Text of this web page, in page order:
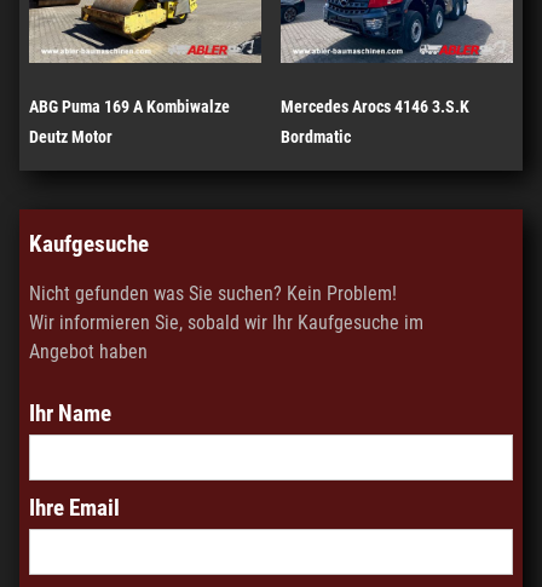
ABG Puma 169 A Kombiwalze
Deutz Motor
Mercedes Arocs 4146 3.S.K
Bordmatic
Kaufgesuche
Nicht gefunden was Sie suchen? Kein Problem!
Wir informieren Sie, sobald wir Ihr Kaufgesuche im
Angebot haben
Ihr Name
Ihre Email